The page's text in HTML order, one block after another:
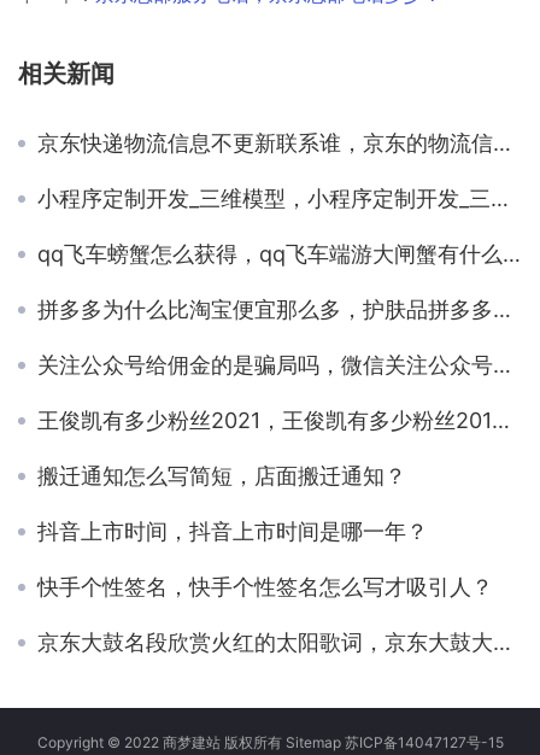
相关新闻
京东快递物流信息不更新联系谁，京东的物流信息不更新？
小程序定制开发_三维模型，小程序定制开发_三维模型怎么做？
qq飞车螃蟹怎么获得，qq飞车端游大闸蟹有什么奖励？
拼多多为什么比淘宝便宜那么多，护肤品拼多多为什么比淘宝便宜那么多？
关注公众号给佣金的是骗局吗，微信关注公众号给佣金的是什么套路？
王俊凯有多少粉丝2021，王俊凯有多少粉丝2019？
搬迁通知怎么写简短，店面搬迁通知？
抖音上市时间，抖音上市时间是哪一年？
快手个性签名，快手个性签名怎么写才吸引人？
京东大鼓名段欣赏火红的太阳歌词，京东大鼓大全100首？
Copyright © 2022 商梦建站 版权所有 Sitemap 苏ICP备14047127号-15